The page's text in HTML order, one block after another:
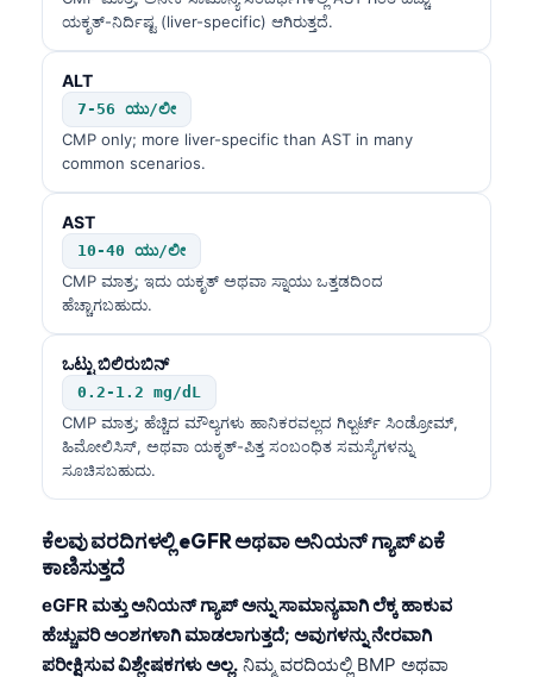
ಯಕೃತ್-ನಿರ್ದಿಷ್ಟ (liver-specific) ಆಗಿರುತ್ತದೆ.
ALT
7-56 ಯು/ಲೀ
CMP only; more liver-specific than AST in many
common scenarios.
AST
10-40 ಯು/ಲೀ
CMP ಮಾತ್ರ; ಇದು ಯಕೃತ್ ಅಥವಾ ಸ್ನಾಯು ಒತ್ತಡದಿಂದ
ಹೆಚ್ಚಾಗಬಹುದು.
ಒಟ್ಟು ಬಿಲಿರುಬಿನ್
0.2-1.2 mg/dL
CMP ಮಾತ್ರ; ಹೆಚ್ಚಿದ ಮೌಲ್ಯಗಳು ಹಾನಿಕರವಲ್ಲದ ಗಿಲ್ಬರ್ಟ್ ಸಿಂಡ್ರೋಮ್,
ಹಿಮೋಲಿಸಿಸ್, ಅಥವಾ ಯಕೃತ್-ಪಿತ್ತ ಸಂಬಂಧಿತ ಸಮಸ್ಯೆಗಳನ್ನು
ಸೂಚಿಸಬಹುದು.
ಕೆಲವು ವರದಿಗಳಲ್ಲಿ eGFR ಅಥವಾ ಅನಿಯನ್ ಗ್ಯಾಪ್ ಏಕೆ
ಕಾಣಿಸುತ್ತದೆ
eGFR ಮತ್ತು ಅನಿಯನ್ ಗ್ಯಾಪ್ ಅನ್ನು ಸಾಮಾನ್ಯವಾಗಿ ಲೆಕ್ಕ ಹಾಕುವ
ಹೆಚ್ಚುವರಿ ಅಂಶಗಳಾಗಿ ಮಾಡಲಾಗುತ್ತದೆ; ಅವುಗಳನ್ನು ನೇರವಾಗಿ
ಪರೀಕ್ಷಿಸುವ ವಿಶ್ಲೇಷಕಗಳು ಅಲ್ಲ. ನಿಮ್ಮ ವರದಿಯಲ್ಲಿ BMP ಅಥವಾ